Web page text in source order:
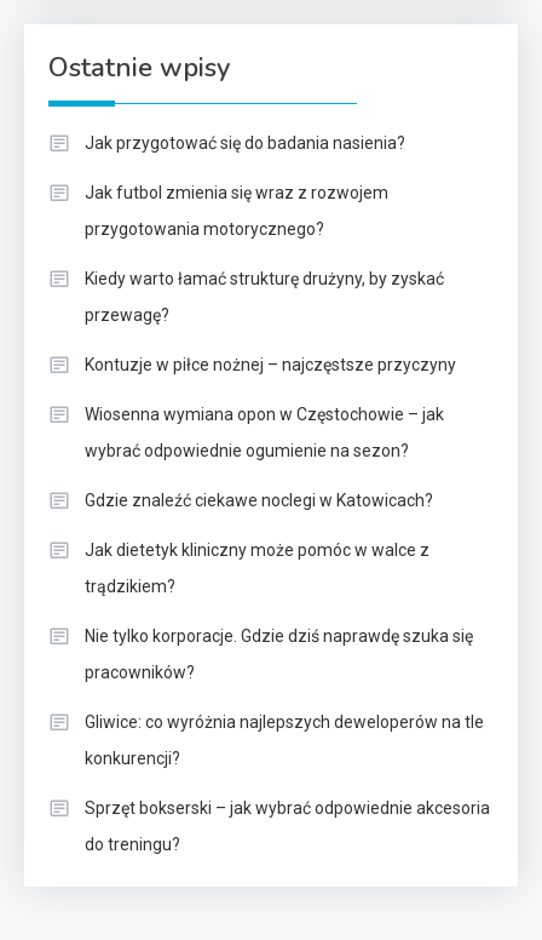
Ostatnie wpisy
Jak przygotować się do badania nasienia?
Jak futbol zmienia się wraz z rozwojem
przygotowania motorycznego?
Kiedy warto łamać strukturę drużyny, by zyskać
przewagę?
Kontuzje w piłce nożnej – najczęstsze przyczyny
Wiosenna wymiana opon w Częstochowie – jak
wybrać odpowiednie ogumienie na sezon?
Gdzie znaleźć ciekawe noclegi w Katowicach?
Jak dietetyk kliniczny może pomóc w walce z
trądzikiem?
Nie tylko korporacje. Gdzie dziś naprawdę szuka się
pracowników?
Gliwice: co wyróżnia najlepszych deweloperów na tle
konkurencji?
Sprzęt bokserski – jak wybrać odpowiednie akcesoria
do treningu?